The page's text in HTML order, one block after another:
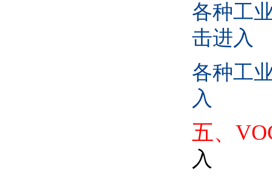
各种工
击进入
各种工
入
五、